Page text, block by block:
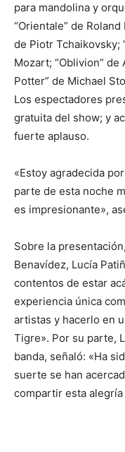
para mandolina y
“Orientale” de
de Piotr Tchaikovsky;
Mozart; “Oblivion” de
Potter” de Michael
Los espectadores
gratuita del show; y
fuerte aplauso.
«Estoy agradecida
parte de esta noche
es impresionante»,
Sobre la
Benavídez, Lucía
contentos de estar
experiencia única
artistas y hacerlo en
Tigre». Por su parte,
banda, señaló: «Ha
suerte se han
compartir esta